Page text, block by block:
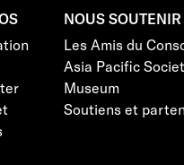
NOUS SOUTENIR
Les Amis du
Asia Pacific
Museum
Soutiens et